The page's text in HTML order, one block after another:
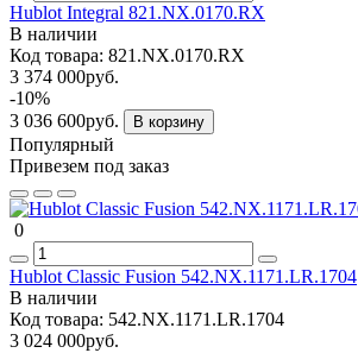
Hublot Integral 821.NX.0170.RX
В наличии
Код товара: 821.NX.0170.RX
3 374 000руб.
-10%
3 036 600руб.
В корзину
Популярный
Привезем под заказ
0
Hublot Classic Fusion 542.NX.1171.LR.1704
В наличии
Код товара: 542.NX.1171.LR.1704
3 024 000руб.